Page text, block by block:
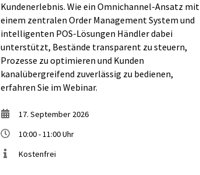
Kundenerlebnis. Wie ein Omnichannel-Ansatz mit
einem zentralen Order Management System und
intelligenten POS-Lösungen Händler dabei
unterstützt, Bestände transparent zu steuern,
Prozesse zu optimieren und Kunden
kanalübergreifend zuverlässig zu bedienen,
erfahren Sie im Webinar.
17. September 2026
10:00 - 11:00 Uhr
Kostenfrei